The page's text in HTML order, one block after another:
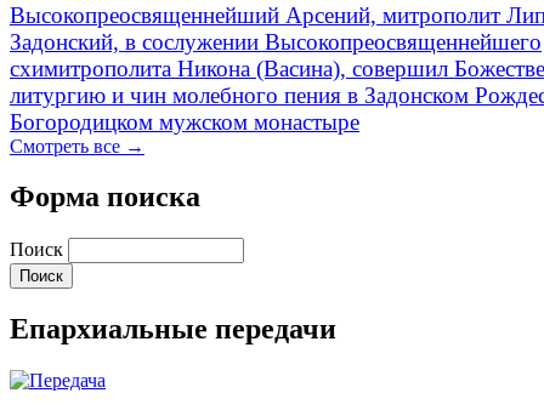
Высокопреосвященнейший Арсений, митрополит
Задонский, в сослужении Высокопреосвященнейшего
схимитрополита Никона (Васина), совершил
литургию и чин молебного пения в Задонском
Богородицком мужском монастыре
Смотреть все →
Форма поиска
Поиск
Епархиальные передачи